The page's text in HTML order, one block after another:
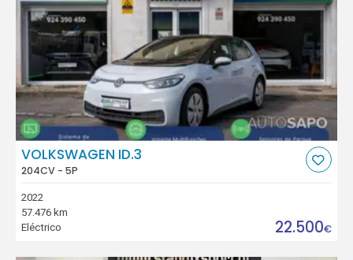
VOLKSWAGEN ID.3
204CV - 5P
2022
57.476 km
Eléctrico
22.500€